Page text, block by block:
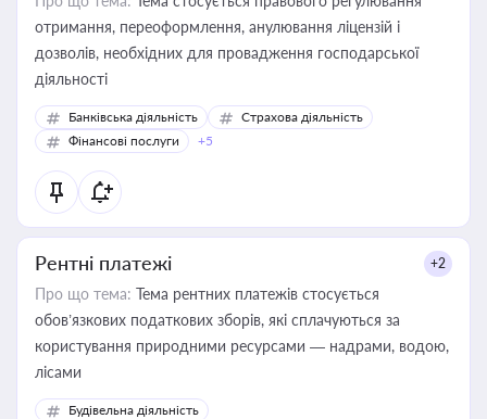
отримання, переоформлення, анулювання ліцензій і
дозволів, необхідних для провадження господарської
діяльності
Банківська діяльність
Страхова діяльність
Фінансові послуги
+5
Рентні платежі +2
Про що тема: Тема рентних платежів стосується
обов’язкових податкових зборів, які сплачуються за
користування природними ресурсами — надрами, водою,
лісами
Будівельна діяльність